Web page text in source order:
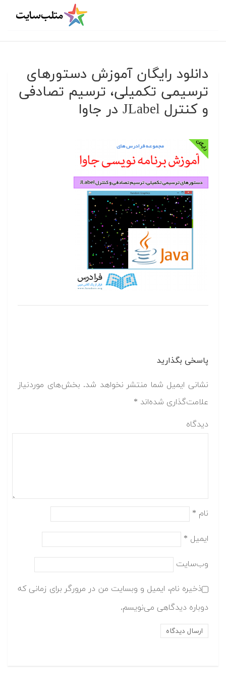
دانلود رایگان آموزش دستورهای
ترسیمی تکمیلی، ترسیم تصادفی
و کنترل JLabel در جاوا
پاسخی بگذارید
نشانی ایمیل شما منتشر نخواهد شد. بخش‌های موردنیاز
علامت‌گذاری شده‌اند *
دیدگاه
نام *
ایمیل *
وب‌سایت
ذخیره نام، ایمیل و وبسایت من در مرورگر برای زمانی که
دوباره دیدگاهی می‌نویسم.